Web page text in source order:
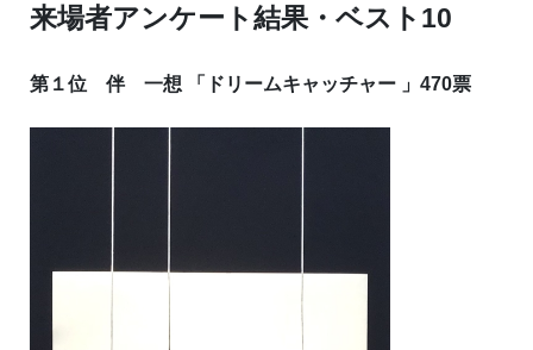
来場者アンケート結果・ベスト10
第１位 伴 一想 「ドリームキャッチャー 」470票